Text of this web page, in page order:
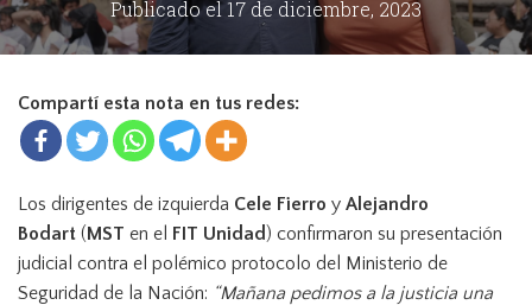
a
v
e
Publicado el17 de diciembre, 2023
Compartí esta nota en tus redes:
Los dirigentes de izquierda Cele Fierro y Alejandro
Bodart (MST en el FIT Unidad) confirmaron su presentación
judicial contra el polémico protocolo del Ministerio de
Seguridad de la Nación: “Mañana pedimos a la justicia una